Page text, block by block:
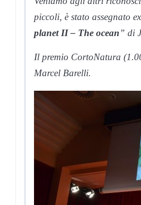
piccoli, è stato assegnato
planet II – The ocean” di
Il premio CortoNatura
Marcel Barelli.